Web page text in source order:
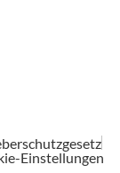
Einstellungen